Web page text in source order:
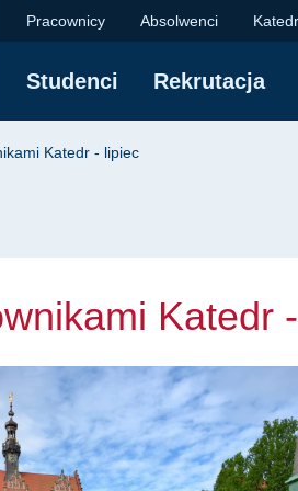
Pracownicy Absolwenci
Studenci Rekrutacja
Katedr - lipiec
Katedr